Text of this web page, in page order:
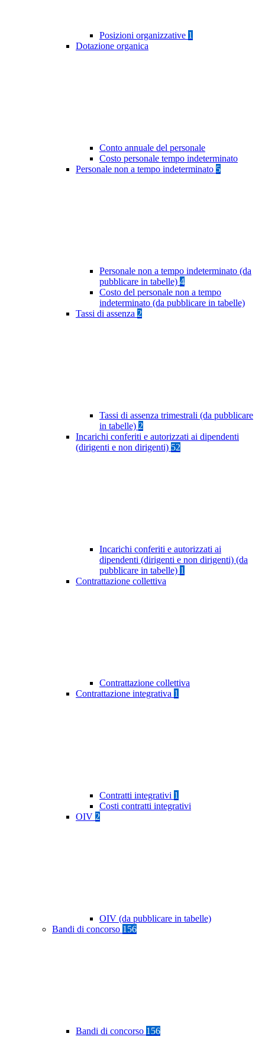
Posizioni organizzative 1
Dotazione organica
Conto annuale del personale
Costo personale tempo indeterminato
Personale non a tempo indeterminato 5
Personale non a tempo indeterminato (da
pubblicare in tabelle) 4
Costo del personale non a tempo
indeterminato (da pubblicare in tabelle)
Tassi di assenza 2
Tassi di assenza trimestrali (da pubblicare
in tabelle) 2
Incarichi conferiti e autorizzati ai dipendenti
(dirigenti e non dirigenti) 52
Incarichi conferiti e autorizzati ai
dipendenti (dirigenti e non dirigenti) (da
pubblicare in tabelle) 1
Contrattazione collettiva
Contrattazione collettiva
Contrattazione integrativa 1
Contratti integrativi 1
Costi contratti integrativi
OIV 2
OIV (da pubblicare in tabelle)
Bandi di concorso 156
Bandi di concorso 156